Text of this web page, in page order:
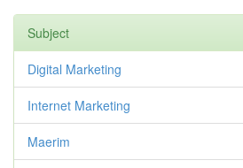
Subject
Digital Marketing
Internet Marketing
Maerim